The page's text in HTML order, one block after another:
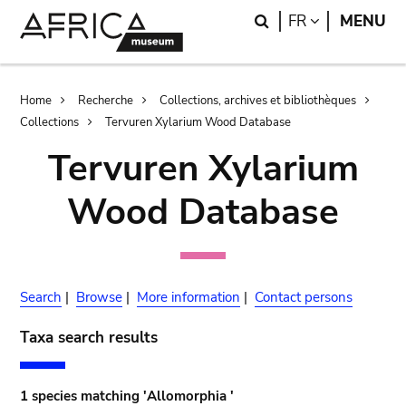
Search
FR LANGUAGE
MENU
Breadcrumb
Home Recherche
Collections, archives et bibliothèques
Collections
Tervuren Xylarium Wood Database
Tervuren Xylarium
Wood Database
Search | Browse | More information | Contact persons
Taxa search results
1 species matching 'Allomorphia '